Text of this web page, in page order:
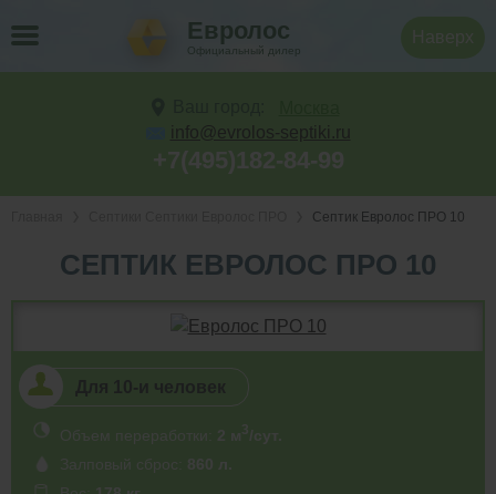
info@evrolos-septiki.ru
Септик Евролос ПРО 10
СЕПТИК ЕВРОЛОС ПРО 10
Для 10-и человек
Евролос
Официальный дилер